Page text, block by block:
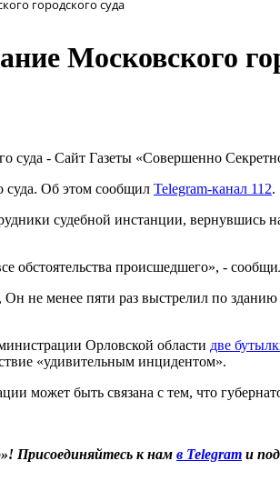
городского суда
Московского
суда. Об этом сообщил Telegram-канал 112.
судебной инстанции, вернувшись
обстоятельства происшедшего», -
, Он не менее пяти раз выстрелил по
Орловской области две
«удивительным инцидентом».
может быть связана с тем, что
Присоединяйтесь к нам в Telegram и